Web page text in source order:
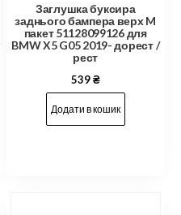
Заглушка буксира
заднього бампера верх M
пакет 51128099126 для
BMW X5 G05 2019- дорест /
рест
539₴
Додати в кошик